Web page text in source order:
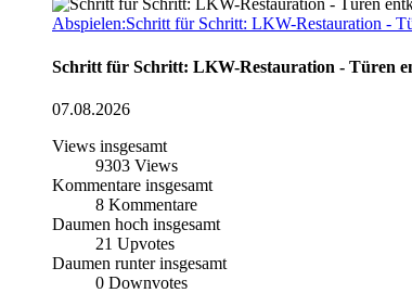
Abspielen:Schritt für Schritt: LKW-Restauration -
Schritt für Schritt: LKW-Restauration - Türen
07.08.2026
Views insgesamt
9303 Views
Kommentare insgesamt
8 Kommentare
Daumen hoch insgesamt
21 Upvotes
Daumen runter insgesamt
0 Downvotes